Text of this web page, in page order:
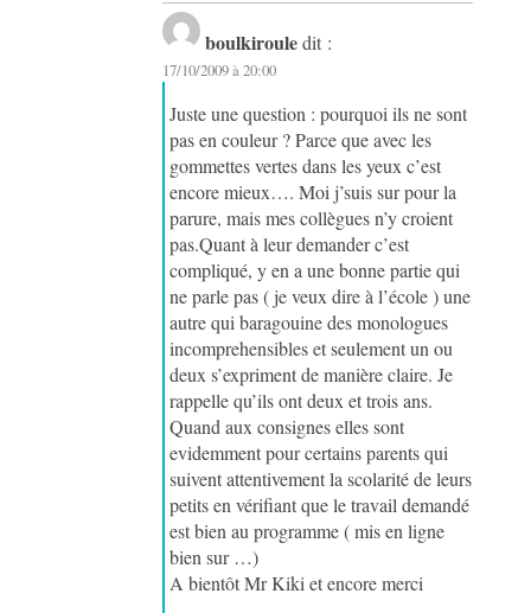
boulkiroule dit :
17/10/2009 à 20:00
Juste une question : pourquoi ils ne sont
pas en couleur ? Parce que avec les
gommettes vertes dans les yeux c’est
encore mieux…. Moi j’suis sur pour la
parure, mais mes collègues n’y croient
pas.Quant à leur demander c’est
compliqué, y en a une bonne partie qui
ne parle pas ( je veux dire à l’école ) une
autre qui baragouine des monologues
incomprehensibles et seulement un ou
deux s’expriment de manière claire. Je
rappelle qu’ils ont deux et trois ans.
Quand aux consignes elles sont
evidemment pour certains parents qui
suivent attentivement la scolarité de leurs
petits en vérifiant que le travail demandé
est bien au programme ( mis en ligne
bien sur …)
A bientôt Mr Kiki et encore merci